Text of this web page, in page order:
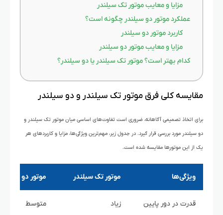
مزایا و معایب موتور تک سیلندر
عملکرد موتور دو سیلندر چگونه است؟
کاربرد موتور دو سیلندر
مزایا و معایب موتور دو سیلندر
کدام بهتر است؟ موتور تک سیلندر یا دو سیلندر؟
مقایسه کلی فرق موتور تک سیلندر و دو سیلندر
برای اتخاذ تصمیمی آگاهانه، ضروری است تفاوت‌های اساسی میان موتور تک سیلندر و
دو سیلندر مورد بررسی قرار گیرد. در جدول زیر، مهم‌ترین ویژگی‌ها، مزایا و کاربردهای هر
یک از این موتورها مقایسه شده است.
ویژگی‌ها موتور تک سیلندر موتور دو سیلندر
قدرت در دور پایین زیاد متوسط